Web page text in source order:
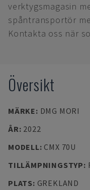
verktygsmagasin
spåntransportör
Kontakta oss när
Översikt
MÄRKE: DMG MORI
ÅR: 2022
MODELL: CMX 70U
TILLÄMPNINGSTYP:
PLATS: GREKLAND